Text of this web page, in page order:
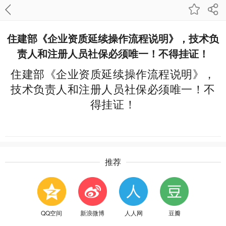
住建部《企业资质延续操作流程说明》，技术负
责人和注册人员社保必须唯一！不得挂证！
住建部《企业资质延续操作流程说明》，
技术负责人和注册人员社保必须唯一！不
得挂证！
推荐
QQ空间 新浪微博 人人网 豆瓣